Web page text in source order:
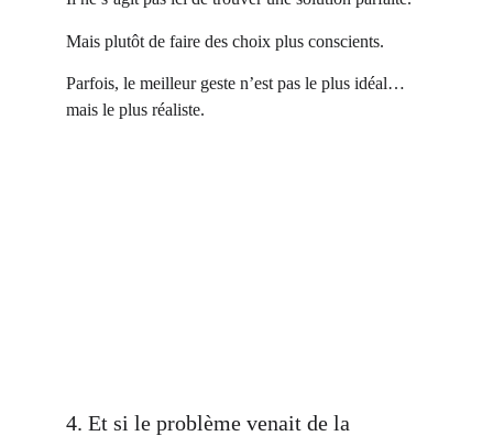
Mais plutôt de faire des choix plus conscients.
Parfois, le meilleur geste n’est pas le plus idéal…
mais le plus réaliste.
4. Et si le problème venait de la